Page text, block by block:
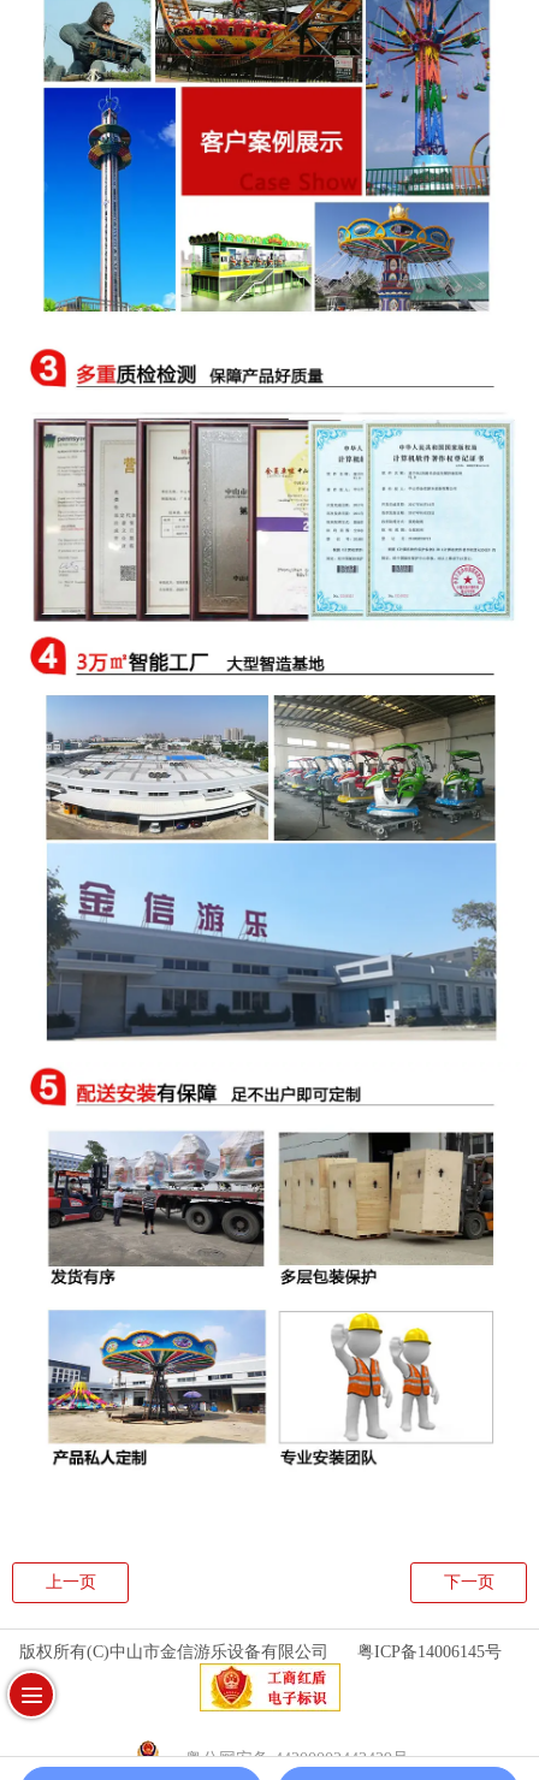
上一页 下一页
版权所有(C)中山市金信游乐设备有限公司 粤ICP备14006145号
粤公网安备 44200002443429号